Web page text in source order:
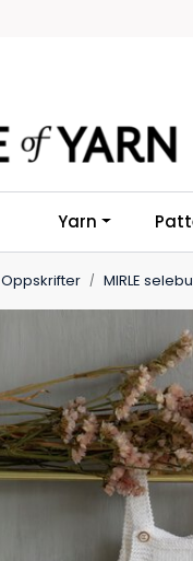
Yarn
Oppskrifter MIRLE